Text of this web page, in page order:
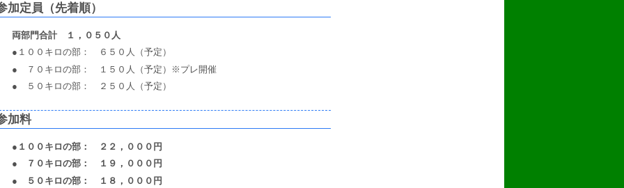
加定員（先着順）
両部門合計 １， ０５０人
●１００キロの部： ６５０人（予定）
● ７０キロの部： １５０人（予定）※プレ開催
● ５０キロの部： ２５０人（予定）
加料
●１００キロの部： ２２，０００円
● ７０キロの部： １９，０００円
● ５０キロの部： １８，０００円